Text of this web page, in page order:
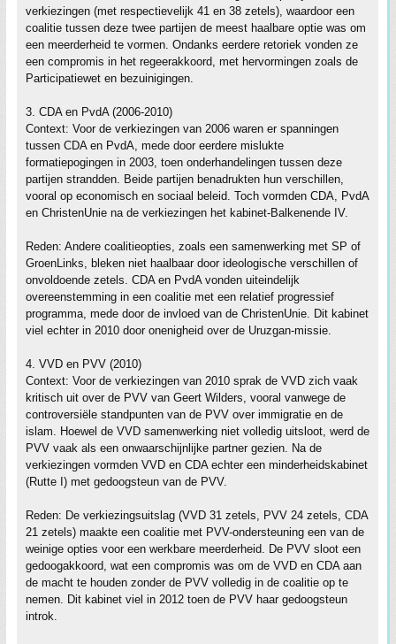
verkiezingen (met respectievelijk 41 en 38 zetels), waardoor een
coalitie tussen deze twee partijen de meest haalbare optie was om
een meerderheid te vormen. Ondanks eerdere retoriek vonden ze
een compromis in het regeerakkoord, met hervormingen zoals de
Participatiewet en bezuinigingen.
3. CDA en PvdA (2006-2010)
Context: Voor de verkiezingen van 2006 waren er spanningen
tussen CDA en PvdA, mede door eerdere mislukte
formatiepogingen in 2003, toen onderhandelingen tussen deze
partijen strandden. Beide partijen benadrukten hun verschillen,
vooral op economisch en sociaal beleid. Toch vormden CDA, PvdA
en ChristenUnie na de verkiezingen het kabinet-Balkenende IV.
Reden: Andere coalitieopties, zoals een samenwerking met SP of
GroenLinks, bleken niet haalbaar door ideologische verschillen of
onvoldoende zetels. CDA en PvdA vonden uiteindelijk
overeenstemming in een coalitie met een relatief progressief
programma, mede door de invloed van de ChristenUnie. Dit kabinet
viel echter in 2010 door onenigheid over de Uruzgan-missie.
4. VVD en PVV (2010)
Context: Voor de verkiezingen van 2010 sprak de VVD zich vaak
kritisch uit over de PVV van Geert Wilders, vooral vanwege de
controversiële standpunten van de PVV over immigratie en de
islam. Hoewel de VVD samenwerking niet volledig uitsloot, werd de
PVV vaak als een onwaarschijnlijke partner gezien. Na de
verkiezingen vormden VVD en CDA echter een minderheidskabinet
(Rutte I) met gedoogsteun van de PVV.
Reden: De verkiezingsuitslag (VVD 31 zetels, PVV 24 zetels, CDA
21 zetels) maakte een coalitie met PVV-ondersteuning een van de
weinige opties voor een werkbare meerderheid. De PVV sloot een
gedoogakkoord, wat een compromis was om de VVD en CDA aan
de macht te houden zonder de PVV volledig in de coalitie op te
nemen. Dit kabinet viel in 2012 toen de PVV haar gedoogsteun
introk.